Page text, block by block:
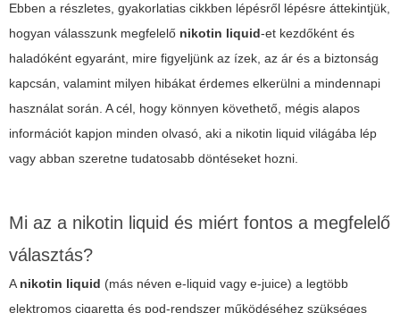
Ebben a részletes, gyakorlatias cikkben lépésről lépésre áttekintjük,
hogyan válasszunk megfelelő nikotin liquid-et kezdőként és
haladóként egyaránt, mire figyeljünk az ízek, az ár és a biztonság
kapcsán, valamint milyen hibákat érdemes elkerülni a mindennapi
használat során. A cél, hogy könnyen követhető, mégis alapos
információt kapjon minden olvasó, aki a nikotin liquid világába lép
vagy abban szeretne tudatosabb döntéseket hozni.
Mi az a nikotin liquid és miért fontos a megfelelő
választás?
Anikotin liquid (más néven e-liquid vagy e-juice) a legtöbb
elektromos cigaretta és pod-rendszer működéséhez szükséges